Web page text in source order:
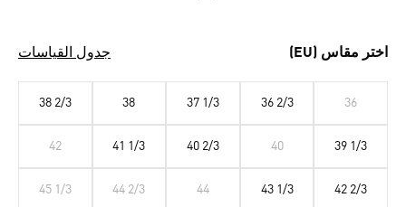
اختر مقاس (EU) جدول القياسات
36
36 2/3
37 1/3
38
38 2/3
39 1/3
40
40 2/3
41 1/3
42
42 2/3
43 1/3
44
44 2/3
45 1/3